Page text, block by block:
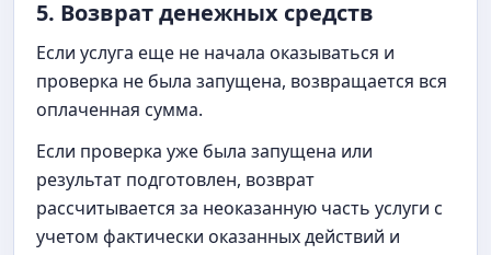
5. Возврат денежных средств
Если услуга еще не начала оказываться и
проверка не была запущена, возвращается вся
оплаченная сумма.
Если проверка уже была запущена или
результат подготовлен, возврат
рассчитывается за неоказанную часть услуги с
учетом фактически оказанных действий и